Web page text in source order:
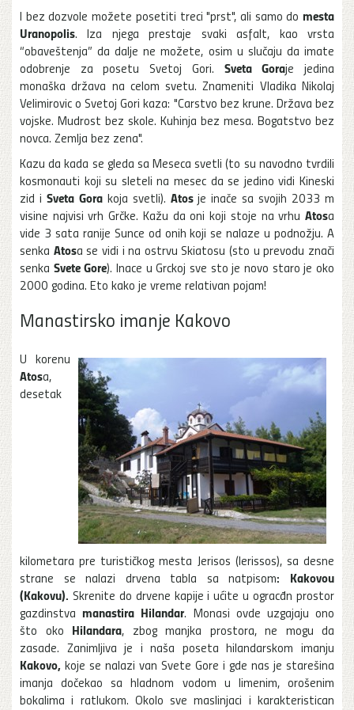
I bez dozvole možete posetiti treci "prst", ali samo do mesta
Uranopolis. Iza njega prestaje svaki asfalt, kao vrsta
“obaveštenja” da dalje ne možete, osim u slučaju da imate
odobrenje za posetu Svetoj Gori. Sveta Goraje jedina
monaška država na celom svetu. Znameniti Vladika Nikolaj
Velimirovic o Svetoj Gori kaza: "Carstvo bez krune. Država bez
vojske. Mudrost bez skole. Kuhinja bez mesa. Bogatstvo bez
novca. Zemlja bez zena".
Kazu da kada se gleda sa Meseca svetli (to su navodno tvrdili
kosmonauti koji su sleteli na mesec da se jedino vidi Kineski
zid i Sveta Gorakoja svetli). Atosje inače sa svojih 2033 m
visine najvisi vrh Grčke. Kažu da oni koji stoje na vrhu Atosa
vide 3 sata ranije Sunce od onih koji se nalaze u podnožju. A
senka Atosa se vidi i na ostrvu Skiatosu (sto u prevodu znači
senka Svete Gore). Inace u Grckoj sve sto je novo staro je oko
2000 godina. Eto kako je vreme relativan pojam!
Manastirsko imanje Kakovo
U korenu
Atosa,
desetak
kilometara pre turističkog mesta Jerisos (Ierissos), sa desne
strane se nalazi drvena tabla sa natpisom: Kakovou
(Kakovu). Skrenite do drvene kapije i ućite u ogracđn prostor
gazdinstvamanastira Hilandar. Monasi ovde uzgajaju ono
što oko Hilandara, zbog manjka prostora, ne mogu da
zasade. Zanimljiva je i naša poseta hilandarskom imanju
Kakovo, koje se nalazi van Svete Gore i gde nas je starešina
imanja dočekao sa hladnom vodom u limenim, orošenim
bokalima i ratlukom. Okolo sve maslinjaci i karakteristican